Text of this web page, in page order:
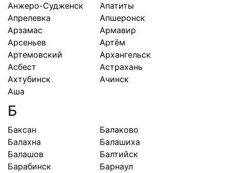
Анжеро-Судженск
Апатиты
Апрелевка
Апшеронск
Арзамас
Армавир
Арсеньев
Артём
Артемовский
Архангельск
Асбест
Астрахань
Ахтубинск
Ачинск
Аша
Б
Баксан
Балаково
Балахна
Балашиха
Балашов
Балтийск
Барабинск
Барнаул